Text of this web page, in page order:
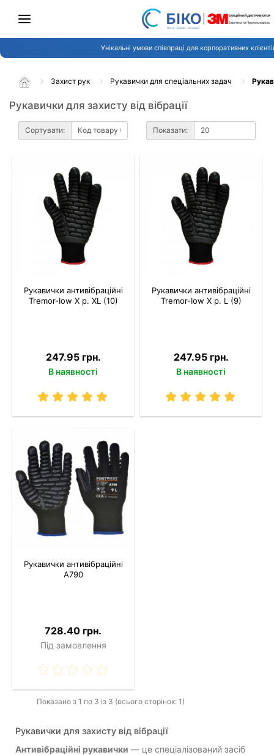
Унікальні умови співпраці для корпоративних
Захист рук Рукавички для спеціальних задач
Рукавички для захисту від вібрації
Сортувати: Показати:
Рукавички антивібраційні
Tremor-Іow X р. XL (10)
247.95 грн.
В наявності
Рукавички антивібраційні
Tremor-Іow X р. L (9)
247.95 грн.
В наявності
Рукавички антивібраційні
A790
728.40 грн.
Під замовлення
Показано з 1 по 3 із 3 (всього сторінок: 1)
Рукавички для захисту від вібрації
Антивібраційні рукавички — це спеціалізований засіб